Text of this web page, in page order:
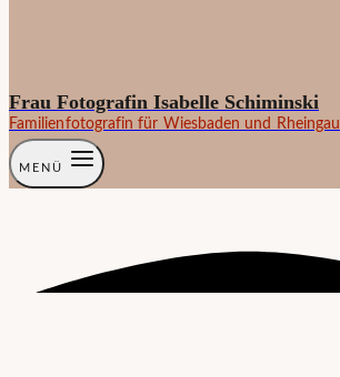
Frau Fotografin Isabelle Schiminski
Familienfotografin für Wiesbaden und Rheingau
MENÜ